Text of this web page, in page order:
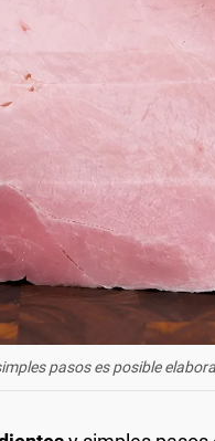
pasos es posible